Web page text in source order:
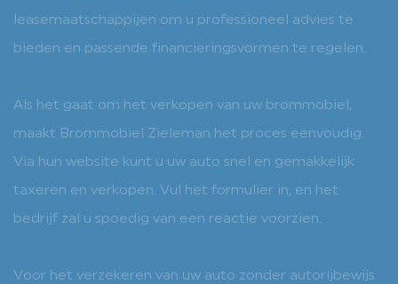
leasemaatschappijen om u professioneel advies te
bieden en passende financieringsvormen te regelen.
Als het gaat om het verkopen van uw brommobiel,
maakt Brommobiel Zieleman het proces eenvoudig.
Via hun website kunt u uw auto snel en gemakkelijk
taxeren en verkopen. Vul het formulier in, en het
bedrijf zal u spoedig van een reactie voorzien.
Voor het verzekeren van uw auto zonder autorijbewijs